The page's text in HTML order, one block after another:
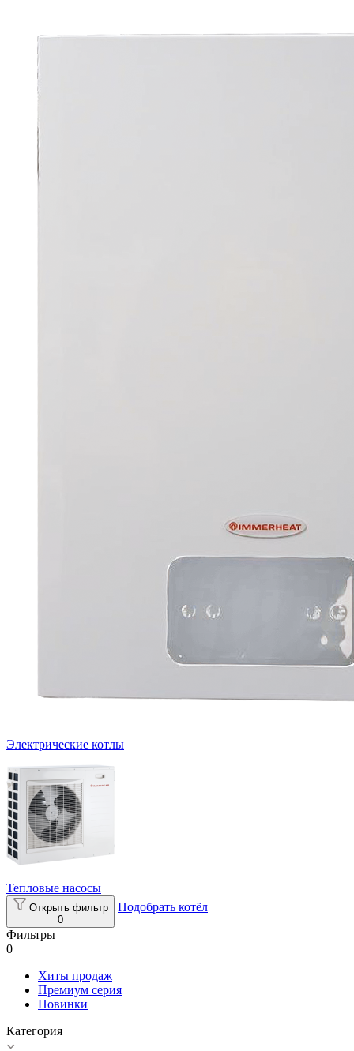
Электрические котлы
Тепловые насосы
Открыть фильтр
0
Подобрать котёл
Фильтры
0
Хиты продаж
Премиум серия
Новинки
Категория